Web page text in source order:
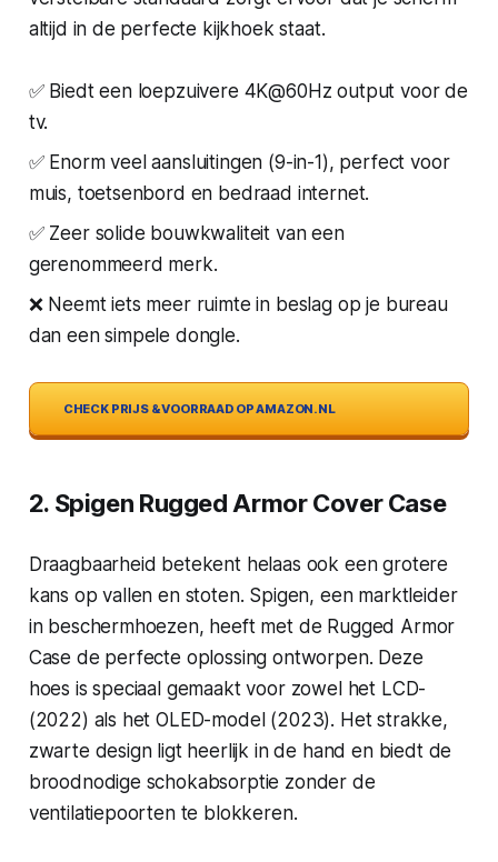
altijd in de perfecte kijkhoek staat.
✅ Biedt een loepzuivere 4K@60Hz output voor de
tv.
✅ Enorm veel aansluitingen (9-in-1), perfect voor
muis, toetsenbord en bedraad internet.
✅ Zeer solide bouwkwaliteit van een
gerenommeerd merk.
❌ Neemt iets meer ruimte in beslag op je bureau
dan een simpele dongle.
CHECK PRIJS & VOORRAAD OP AMAZON.NL
2. Spigen Rugged Armor Cover Case
Draagbaarheid betekent helaas ook een grotere
kans op vallen en stoten. Spigen, een marktleider
in beschermhoezen, heeft met de Rugged Armor
Case de perfecte oplossing ontworpen. Deze
hoes is speciaal gemaakt voor zowel het LCD-
(2022) als het OLED-model (2023). Het strakke,
zwarte design ligt heerlijk in de hand en biedt de
broodnodige schokabsorptie zonder de
ventilatiepoorten te blokkeren.